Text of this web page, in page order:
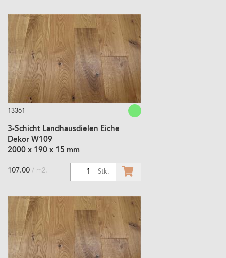
13361
3-Schicht Landhausdielen Eiche
Dekor W109
2000 x 190 x 15 mm
Stk.
107.00 / m2.